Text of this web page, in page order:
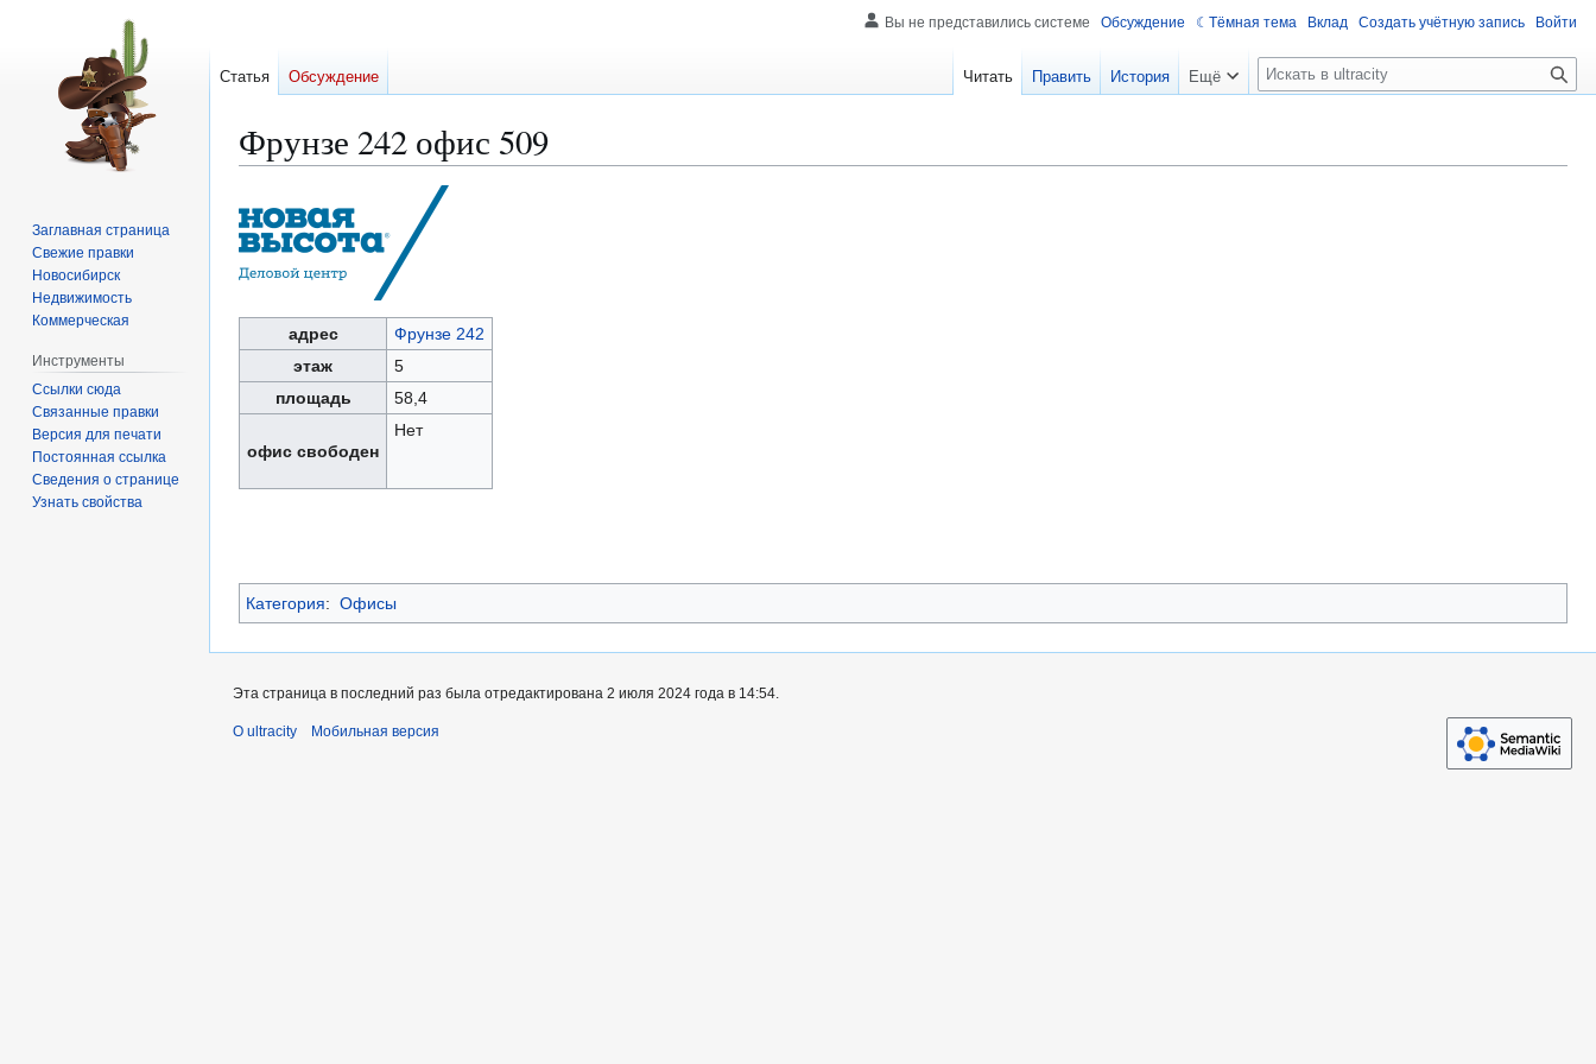
Фрунзе 242 офис 509
к
навигации
к
поиску
адрес
Фрунзе 242
этаж
5
площадь
58,4
офис свободен
Нет
Категория: Офисы
Вы не представились системе Обсуждение Тёмная тема Вклад Создать учётную запись Войти
Статья Обсуждение Читать Править История Ещё
П
о
к
Заглавная страница
Свежие правки
Новосибирск
Недвижимость
Коммерческая
Инструменты
Ссылки сюда
Связанные правки
Версия для печати
Постоянная ссылка
Сведения о странице
Узнать свойства
Эта страница в последний раз была отредактирована 2 июля 2024 года в 14:54.
О ultracity Мобильная версия